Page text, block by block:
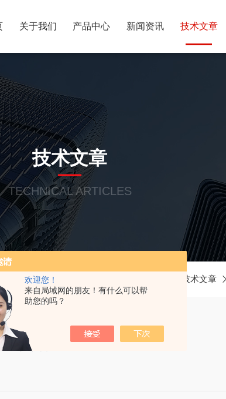
欢迎您！
来自局域网的朋友！有什么可以帮
助您的吗？
关于我们 产品中心 新闻资讯 技术文章
技术文章
TECHNICAL ARTICLES
技术文章
实话